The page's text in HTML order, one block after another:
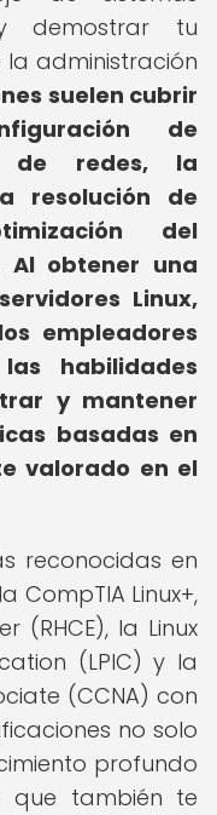
demostrar tu
administración
suelen cubrir
de
de redes, la
resolución de
del
Al obtener una
Linux,
empleadores
habilidades
y mantener
basadas en
valorado en el
reconocidas en
CompTIA Linux+,
(RHCE), la Linux
(LPIC) y la
(CCNA) con
no solo
profundo
que también te